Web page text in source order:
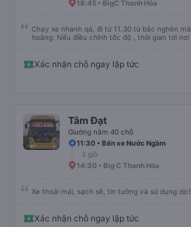
18:45 • BigC Thanh Hóa
Chạy xe nhanh qá, đi từ 11.30 từ bắc nghèn
hoàng. Nếu điều chỉnh tốc độ , thời gian tới
Xác nhận chỗ ngay lập tức
Tâm Đạt
Giường nằm 40 chỗ
11:30 • Bến xe Nước Ngầm
3 giờ
14:30 • Big C Thanh Hóa
Xe thoải mái, sạch sẽ, tin tưởng và sử dụng
Xác nhận chỗ ngay lập tức